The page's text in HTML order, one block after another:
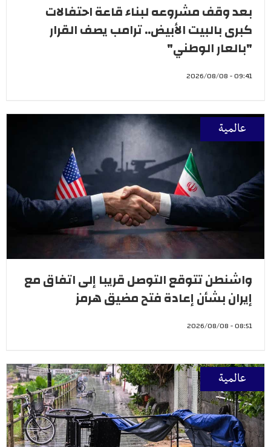
بعد وقف مشروعه لبناء قاعة احتفالات
كبرى بالبيت الأبيض.. ترامب يصف القرار
"بالعار الوطني"
09:41 - 2026/08/08
عالمية
واشنطن تتوقع التوصل قريبا إلى اتفاق مع
إيران بشأن إعادة فتح مضيق هرمز
08:51 - 2026/08/08
عالمية